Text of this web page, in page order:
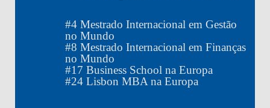
#4Mestrado Internacional em Gestão
no Mundo
#8 Mestrado Internacional em Finanças
no Mundo
#17 Business School na Europa
#24Lisbon MBA na Europa